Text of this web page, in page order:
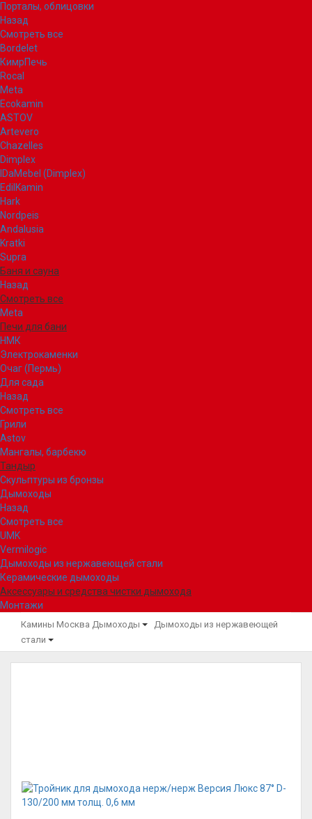
Порталы, облицовки
Назад
Смотреть все
Bordelet
КимрПечь
Rocal
Meta
Ecokamin
ASTOV
Artevero
Chazelles
Dimplex
IDaMebel (Dimplex)
EdilKamin
Hark
Nordpeis
Andalusia
Kratki
Supra
Баня и сауна
Назад
Смотреть все
Meta
Печи для бани
НМК
Электрокаменки
Очаг (Пермь)
Для сада
Назад
Смотреть все
Грили
Astov
Мангалы, барбекю
Тандыр
Скульптуры из бронзы
Дымоходы
Назад
Смотреть все
UMK
Vermilogic
Дымоходы из нержавеющей стали
Керамические дымоходы
Аксессуары и средства чистки дымохода
Монтажи
Камины Москва Дымоходы
Дымоходы из нержавеющей
стали